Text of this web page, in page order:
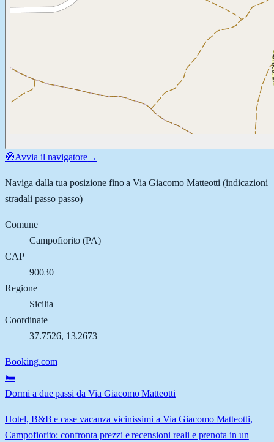
🧭Avvia il navigatore→
Naviga dalla tua posizione fino aVia Giacomo Matteotti (indicazioni
stradali passo passo)
Comune
Campofiorito (PA)
CAP
90030
Regione
Sicilia
Coordinate
37.7526, 13.2673
Booking.com
🛏️
Dormi a due passi da Via Giacomo Matteotti
Hotel, B&B e case vacanza vicinissimi a Via Giacomo Matteotti,
Campofiorito: confronta prezzi e recensioni reali e prenota in un